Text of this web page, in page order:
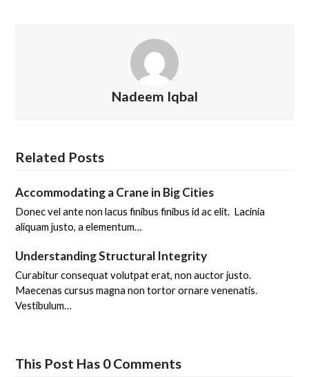
Nadeem Iqbal
Related Posts
Accommodating a Crane in Big Cities
Donec vel ante non lacus finibus finibus id ac elit. Lacinia
aliquam justo, a elementum…
Understanding Structural Integrity
Curabitur consequat volutpat erat, non auctor justo.
Maecenas cursus magna non tortor ornare venenatis.
Vestibulum…
This Post Has 0 Comments